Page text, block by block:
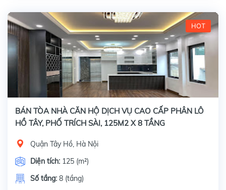
HOT
BÁN TÒA NHÀ CĂN HỘ DỊCH VỤ CAO CẤP PHÂN LÔ
HỒ TÂY, PHỐ TRÍCH SÀI, 125M2 X 8 TẦNG
Quận Tây Hồ, Hà Nội
Diện tích: 125 (m²)
Số tầng: 8 (tầng)